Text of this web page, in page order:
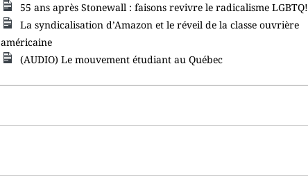
55 ans après Stonewall : faisons revivre le radicalisme LGBTQ!
La syndicalisation d’Amazon et le réveil de la classe ouvrière
américaine
(AUDIO) Le mouvement étudiant au Québec